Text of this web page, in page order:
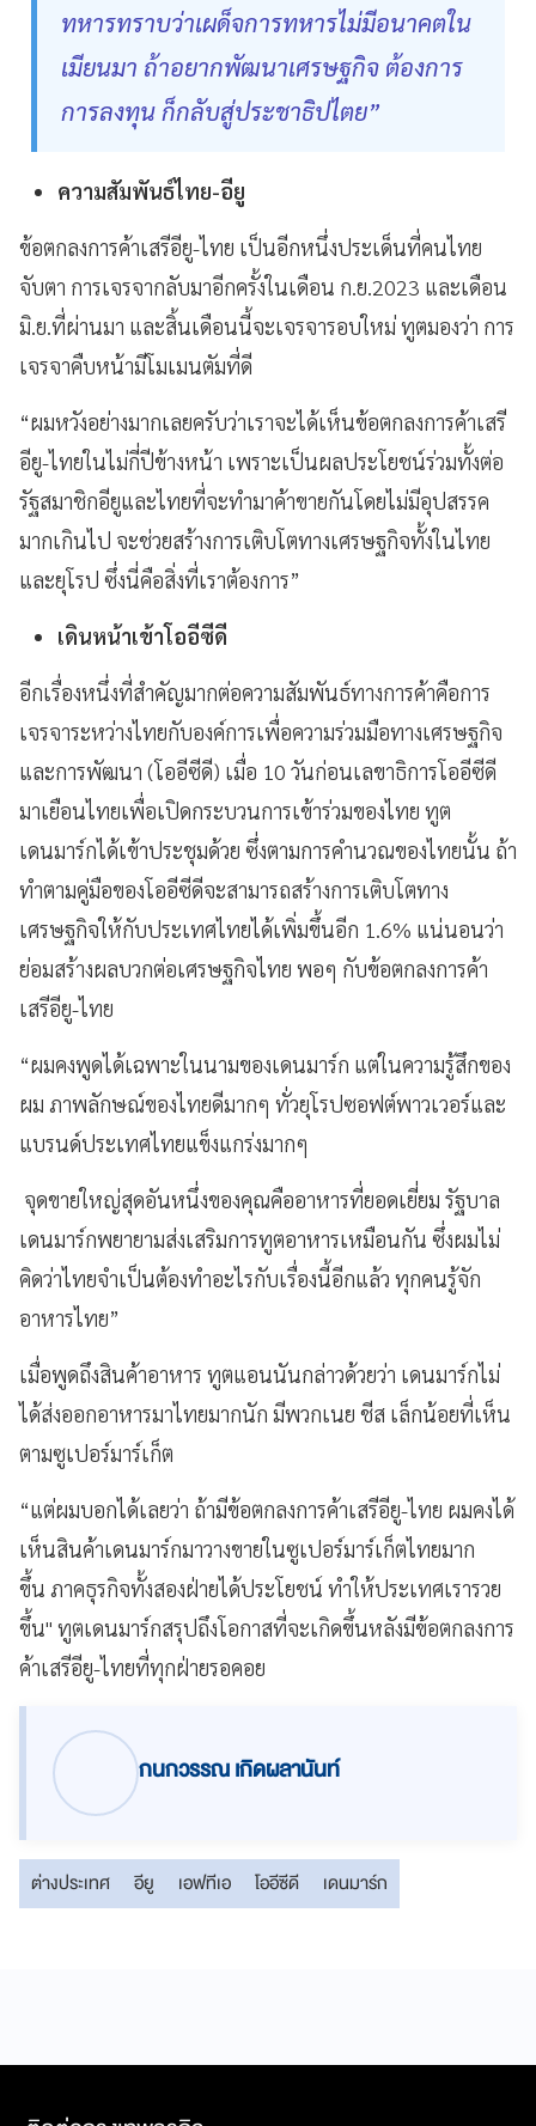
ทหารทราบว่าเผด็จการทหารไม่มีอนาคตใน
เมียนมา ถ้าอยากพัฒนาเศรษฐกิจ ต้องการ
การลงทุน ก็กลับสู่ประชาธิปไตย”
ความสัมพันธ์ไทย-อียู
ข้อตกลงการค้าเสรีอียู-ไทย เป็นอีกหนึ่งประเด็นที่คนไทย
จับตา การเจรจากลับมาอีกครั้งในเดือน ก.ย.2023 และเดือน
มิ.ย.ที่ผ่านมา และสิ้นเดือนนี้จะเจรจารอบใหม่ ทูตมองว่า การ
เจรจาคืบหน้ามีโมเมนตัมที่ดี
“ผมหวังอย่างมากเลยครับว่าเราจะได้เห็นข้อตกลงการค้าเสรี
อียู-ไทยในไม่กี่ปีข้างหน้า เพราะเป็นผลประโยชน์ร่วมทั้งต่อ
รัฐสมาชิกอียูและไทยที่จะทำมาค้าขายกันโดยไม่มีอุปสรรค
มากเกินไป จะช่วยสร้างการเติบโตทางเศรษฐกิจทั้งในไทย
และยุโรป ซึ่งนี่คือสิ่งที่เราต้องการ”
เดินหน้าเข้าโออีซีดี
อีกเรื่องหนึ่งที่สำคัญมากต่อความสัมพันธ์ทางการค้าคือการ
เจรจาระหว่างไทยกับองค์การเพื่อความร่วมมือทางเศรษฐกิจ
และการพัฒนา (โออีซีดี) เมื่อ 10 วันก่อนเลขาธิการโออีซีดี
มาเยือนไทยเพื่อเปิดกระบวนการเข้าร่วมของไทย ทูต
เดนมาร์กได้เข้าประชุมด้วย ซึ่งตามการคำนวณของไทยนั้น ถ้า
ทำตามคู่มือของโออีซีดีจะสามารถสร้างการเติบโตทาง
เศรษฐกิจให้กับประเทศไทยได้เพิ่มขึ้นอีก 1.6% แน่นอนว่า
ย่อมสร้างผลบวกต่อเศรษฐกิจไทย พอๆ กับข้อตกลงการค้า
เสรีอียู-ไทย
“ผมคงพูดได้เฉพาะในนามของเดนมาร์ก แต่ในความรู้สึกของ
ผม ภาพลักษณ์ของไทยดีมากๆ ทั่วยุโรปซอฟต์พาวเวอร์และ
แบรนด์ประเทศไทยแข็งแกร่งมากๆ
จุดขายใหญ่สุดอันหนึ่งของคุณคืออาหารที่ยอดเยี่ยม รัฐบาล
เดนมาร์กพยายามส่งเสริมการทูตอาหารเหมือนกัน ซึ่งผมไม่
คิดว่าไทยจำเป็นต้องทำอะไรกับเรื่องนี้อีกแล้ว ทุกคนรู้จัก
อาหารไทย”
เมื่อพูดถึงสินค้าอาหาร ทูตแอนนันกล่าวด้วยว่า เดนมาร์กไม่
ได้ส่งออกอาหารมาไทยมากนัก มีพวกเนย ชีส เล็กน้อยที่เห็น
ตามซูเปอร์มาร์เก็ต
“แต่ผมบอกได้เลยว่า ถ้ามีข้อตกลงการค้าเสรีอียู-ไทย ผมคงได้
เห็นสินค้าเดนมาร์กมาวางขายในซูเปอร์มาร์เก็ตไทยมาก
ขึ้น ภาคธุรกิจทั้งสองฝ่ายได้ประโยชน์ ทำให้ประเทศเรารวย
ขึ้น" ทูตเดนมาร์กสรุปถึงโอกาสที่จะเกิดขึ้นหลังมีข้อตกลงการ
ค้าเสรีอียู-ไทยที่ทุกฝ่ายรอคอย
กนกวรรณ เกิดผลานันท์
ต่างประเทศ อียู เอฟทีเอ โออีซีดี เดนมาร์ก